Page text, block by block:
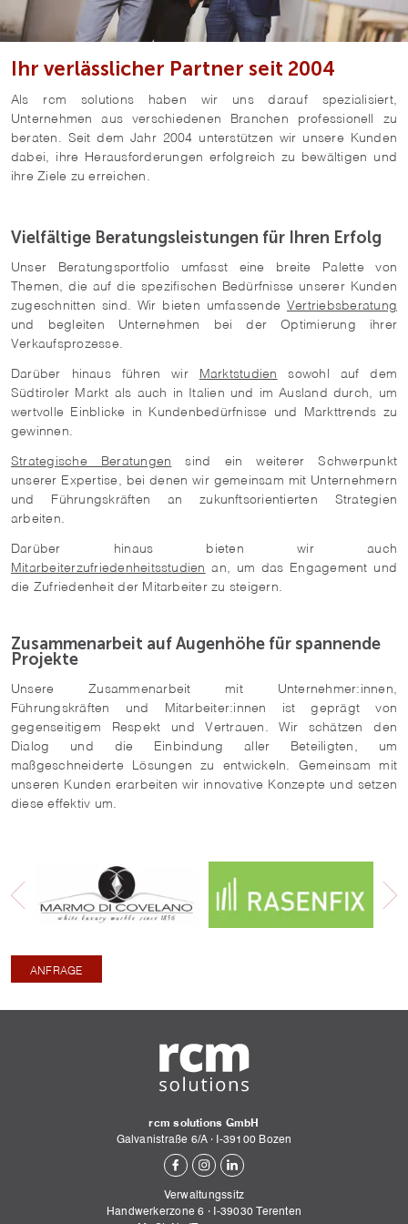
Ihr verlässlicher Partner seit 2004
Als rcm solutions haben wir uns darauf spezialisiert,
Unternehmen aus verschiedenen Branchen professionell zu
beraten. Seit dem Jahr 2004 unterstützen wir unsere Kunden
dabei, ihre Herausforderungen erfolgreich zu bewältigen und
ihre Ziele zu erreichen.
Vielfältige Beratungsleistungen für Ihren Erfolg
Unser Beratungsportfolio umfasst eine breite Palette von
Themen, die auf die spezifischen Bedürfnisse unserer Kunden
zugeschnitten sind. Wir bieten umfassende Vertriebsberatung
und begleiten Unternehmen bei der Optimierung ihrer
Verkaufsprozesse.
Darüber hinaus führen wir Marktstudien sowohl auf dem
Südtiroler Markt als auch in Italien und im Ausland durch, um
wertvolle Einblicke in Kundenbedürfnisse und Markttrends zu
gewinnen.
Strategische Beratungen sind ein weiterer Schwerpunkt
unserer Expertise, bei denen wir gemeinsam mit Unternehmern
und Führungskräften an zukunftsorientierten Strategien
arbeiten.
Darüber hinaus bieten wir auch
Mitarbeiterzufriedenheitsstudien an, um das Engagement und
die Zufriedenheit der Mitarbeiter zu steigern.
Zusammenarbeit auf Augenhöhe für spannende
Projekte
Unsere Zusammenarbeit mit Unternehmer:innen,
Führungskräften und Mitarbeiter:innen ist geprägt von
gegenseitigem Respekt und Vertrauen. Wir schätzen den
Dialog und die Einbindung aller Beteiligten, um
maßgeschneiderte Lösungen zu entwickeln. Gemeinsam mit
unseren Kunden erarbeiten wir innovative Konzepte und setzen
diese effektiv um.
ANFRAGE
rcm solutions GmbH
Galvanistraße 6/A· I-39100 Bozen
Verwaltungssitz
Handwerkerzone 6 · I-39030Terenten